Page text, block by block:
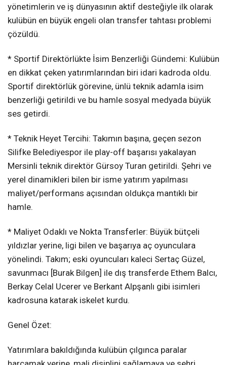
yönetimlerin ve iş dünyasının aktif desteğiyle ilk olarak
kulübün en büyük engeli olan transfer tahtası problemi
çözüldü.
* Sportif Direktörlükte İsim Benzerliği Gündemi: Kulübün
en dikkat çeken yatırımlarından biri idari kadroda oldu.
Sportif direktörlük görevine, ünlü teknik adamla isim
benzerliği getirildi ve bu hamle sosyal medyada büyük
ses getirdi.
* Teknik Heyet Tercihi: Takımın başına, geçen sezon
Silifke Belediyespor ile play-off başarısı yakalayan
Mersinli teknik direktör Gürsoy Turan getirildi. Şehri ve
yerel dinamikleri bilen bir isme yatırım yapılması
maliyet/performans açısından oldukça mantıklı bir
hamle.
* Maliyet Odaklı ve Nokta Transferler: Büyük bütçeli
yıldızlar yerine, ligi bilen ve başarıya aç oyunculara
yönelindi. Takım; eski oyuncuları kaleci Sertaç Güzel,
savunmacı [Burak Bilgen] ile dış transferde Ethem Balcı,
Berkay Celal Ucerer ve Berkant Alpşanlı gibi isimleri
kadrosuna katarak iskelet kurdu.
Genel Özet:
Yatırımlara bakıldığında kulübün çılgınca paralar